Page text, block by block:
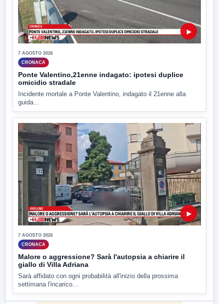
▶
7 AGOSTO 2026
CRONACA
Ponte Valentino,21enne indagato: ipotesi duplice
omicidio stradale
Incidente mortale a Ponte Valentino, indagato il 21enne alla
guida...
▶
7 AGOSTO 2026
CRONACA
Malore o aggressione? Sarà l'autopsia a chiarire il
giallo di Villa Adriana
Sarà affidato con ogni probabilità all'inizio della prossima
settimana l'incarico...